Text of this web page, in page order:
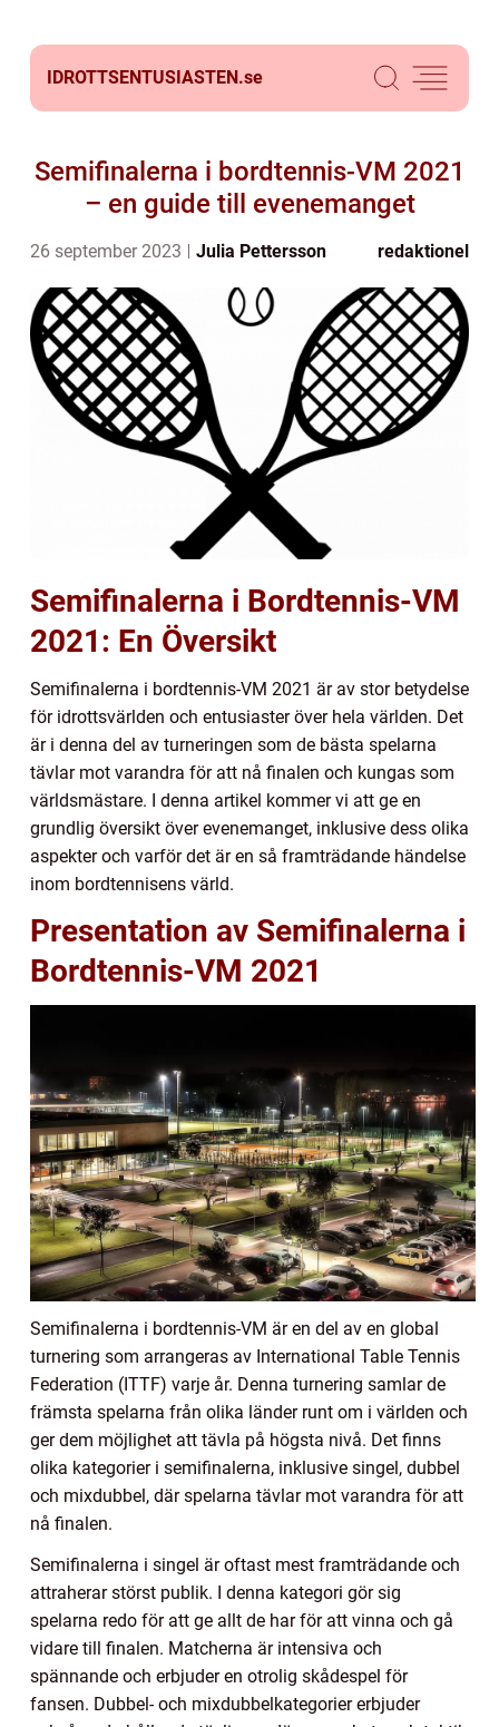
IDROTTSENTUSIASTEN.se
Semifinalerna i bordtennis-VM 2021
– en guide till evenemanget
26 september 2023 Julia Pettersson redaktionel
Semifinalerna i Bordtennis-VM
2021: En Översikt
Semifinalerna i bordtennis-VM 2021 är av stor betydelse
för idrottsvärlden och entusiaster över hela världen. Det
är i denna del av turneringen som de bästa spelarna
tävlar mot varandra för att nå finalen och kungas som
världsmästare. I denna artikel kommer vi att ge en
grundlig översikt över evenemanget, inklusive dess olika
aspekter och varför det är en så framträdande händelse
inom bordtennisens värld.
Presentation av Semifinalerna i
Bordtennis-VM 2021
Semifinalerna i bordtennis-VM är en del av en global
turnering som arrangeras av International Table Tennis
Federation (ITTF) varje år. Denna turnering samlar de
främsta spelarna från olika länder runt om i världen och
ger dem möjlighet att tävla på högsta nivå. Det finns
olika kategorier i semifinalerna, inklusive singel, dubbel
och mixdubbel, där spelarna tävlar mot varandra för att
nå finalen.
Semifinalerna i singel är oftast mest framträdande och
attraherar störst publik. I denna kategori gör sig
spelarna redo för att ge allt de har för att vinna och gå
vidare till finalen. Matcherna är intensiva och
spännande och erbjuder en otrolig skådespel för
fansen. Dubbel- och mixdubbelkategorier erbjuder